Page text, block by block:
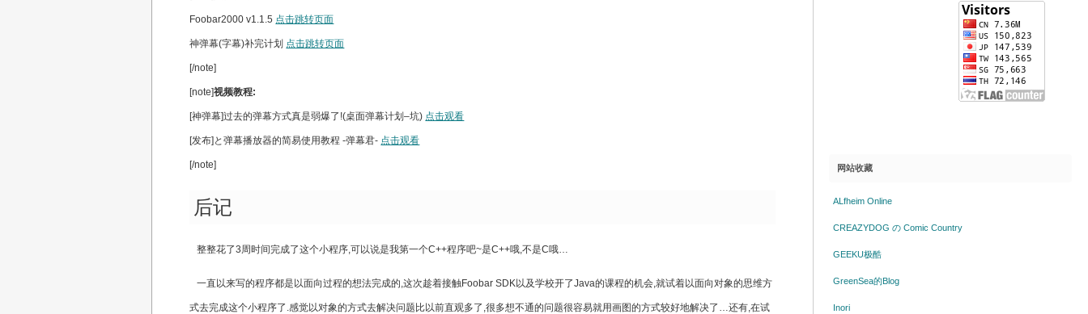
Foobar2000 v1.1.5 点击跳转页面
神弹幕(字幕)补完计划 点击跳转页面
[/note]
[note]视频教程:
[神弹幕]过去的弹幕方式真是弱爆了!(桌面弹幕计划–坑) 点击观看
[发布]と弹幕播放器的简易使用教程 -弹幕君- 点击观看
[/note]
后记
整整花了3周时间完成了这个小程序,可以说是我第一个C++程序吧~是C++哦,不是C哦…
一直以来写的程序都是以面向过程的想法完成的,这次趁着接触Foobar SDK以及学校开了Java的课程的机会,就试着以面向对象的思维方
式去完成这个小程序了.感觉以对象的方式去解决问题比以前直观多了,很多想不通的问题很容易就用画图的方式较好地解决了…还有,在试
网站收藏
ALfheim Online
CREAZYDOG の Comic Country
GEEKU极酷
GreenSea的Blog
Inori